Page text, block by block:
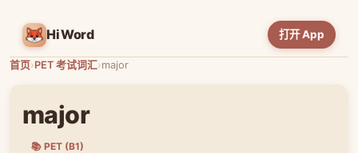
HiWord 打开 App
首页›PET 考试词汇›major
major
📚 PET (B1)